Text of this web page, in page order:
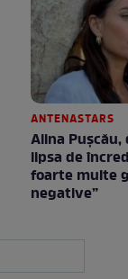
ANTENASTARS
Alina
lipsa de
foarte multe
negative”